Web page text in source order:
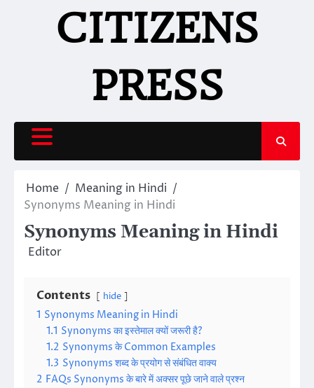
CITIZENS
PRESS
Home
Meaning in Hindi
Synonyms Meaning in Hindi
Synonyms Meaning in Hindi
Editor
Contents hide
1 Synonyms Meaning in Hindi
1.1 Synonyms का इस्तेमाल क्यों जरूरी है?
1.2 Synonyms के Common Examples
1.3 Synonyms शब्द के प्रयोग से संबंधित वाक्य
2 FAQs Synonyms के बारे में अक्सर पूछे जाने वाले प्रश्न